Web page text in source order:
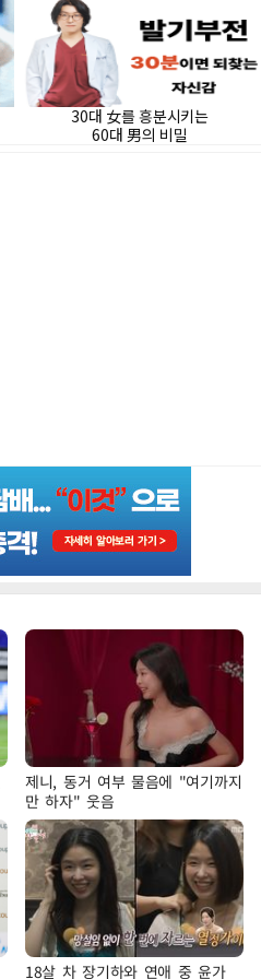
제니, 동거 여부 물음에 "여기까지
만 하자" 웃음
18살 차 장기하와 연애 중 윤가